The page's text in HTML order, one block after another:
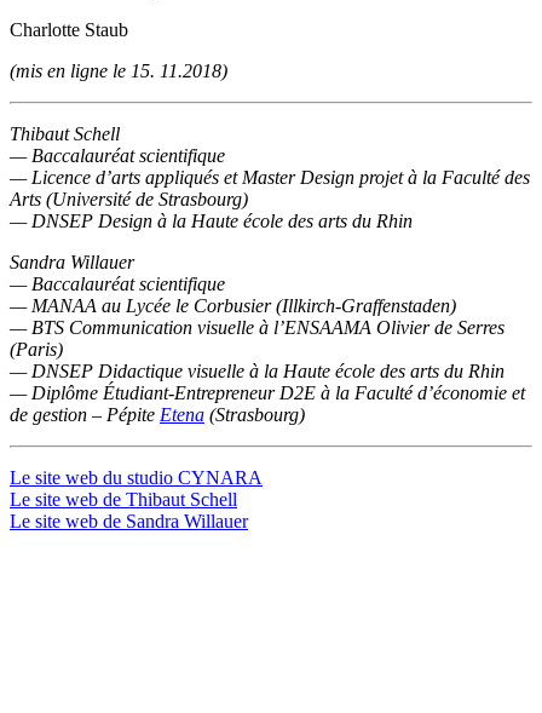
Charlotte Staub
(mis en ligne le 15. 11.2018)
Thibaut Schell
— Baccalauréat scientifique
— Licence d’arts appliqués et Master Design projet à la Faculté des
Arts (Université de Strasbourg)
— DNSEP Design à la Haute école des arts du Rhin
Sandra Willauer
— Baccalauréat scientifique
— MANAA au Lycée le Corbusier (Illkirch-Graffenstaden)
— BTS Communication visuelle à l’ENSAAMA Olivier de Serres
(Paris)
— DNSEP Didactique visuelle à la Haute école des arts du Rhin
— Diplôme Étudiant-Entrepreneur D2E à la Faculté d’économie et
de gestion – Pépite Etena (Strasbourg)
Le site web du studio CYNARA
Le site web de Thibaut Schell
Le site web de Sandra Willauer